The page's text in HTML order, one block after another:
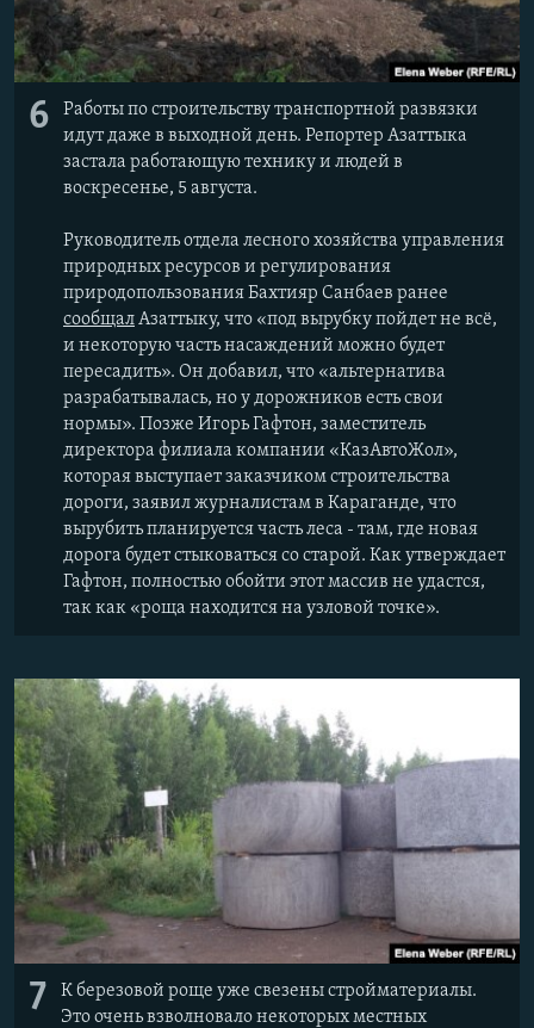
6
Работы по строительству транспортной развязки
идут даже в выходной день. Репортер Азаттыка
застала работающую технику и людей в
воскресенье, 5 августа.
Руководитель отдела лесного хозяйства управления
природных ресурсов и регулирования
природопользования Бахтияр Санбаев ранее
сообщалАзаттыку, что «под вырубку пойдет не всё,
и некоторую часть насаждений можно будет
пересадить». Он добавил, что «альтернатива
разрабатывалась, но у дорожников есть свои
нормы». Позже Игорь Гафтон, заместитель
директора филиала компании «КазАвтоЖол»,
которая выступает заказчиком строительства
дороги, заявил журналистам в Караганде, что
вырубить планируется часть леса - там, где новая
дорога будет стыковаться со старой. Как утверждает
Гафтон, полностью обойти этот массив не удастся,
так как «роща находится на узловой точке».
7
К березовой роще уже свезены стройматериалы.
Это очень взволновало некоторых местных